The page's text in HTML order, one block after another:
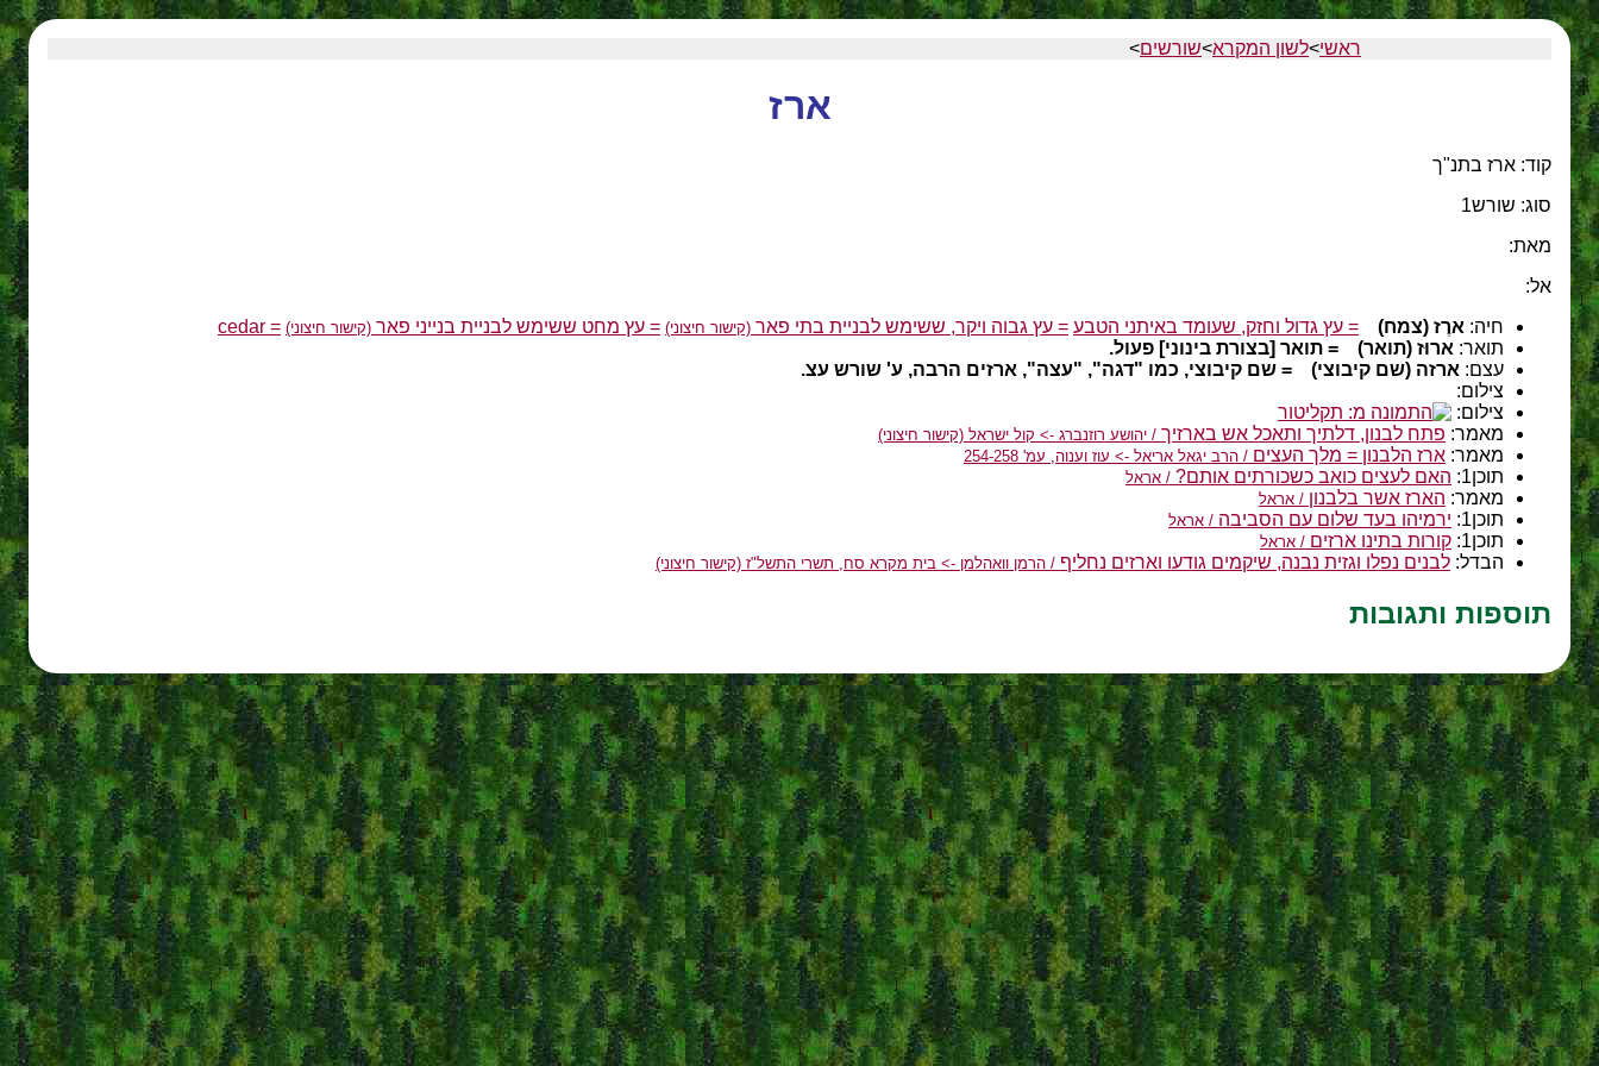
ראשי>לשון המקרא>שורשים>
ארז
קוד: ארז בתנ"ך
סוג: שורש1
מאת:
אל:
חיה: ארֶז (צמח) = עץ גדול וחזק, שעומד באיתני הטבע = עץ גבוה ויקר, ששימש לבניית בתי פאר (קישור חיצוני) = עץ מחט ששימש לבניית בנייני פאר (קישור חיצוני) = cedar
תואר: ארוּז (תואר)
= תואר [בצורת בינוני] פעול.
עצם: ארזה (שם קיבוצי)
= שם קיבוצי, כמו "דגה", "עצה", ארזים הרבה, ע' שורש עצ.
צילום:
צילום:
מאמר: פתח לבנון, דלתיך ותאכל אש בארזיך / יהושע רוזנברג -> קול ישראל (קישור חיצוני)
מאמר: ארז הלבנון = מלך העצים / הרב יגאל אריאל -> עוז וענוה, עמ' 254-258
תוכן1: האם לעצים כואב כשכורתים אותם? / אראל
מאמר: הארז אשר בלבנון / אראל
תוכן1: ירמיהו בעד שלום עם הסביבה / אראל
תוכן1: קורות בתינו ארזים / אראל
הבדל: לבנים נפלו וגזית נבנה, שיקמים גודעו וארזים נחליף / הרמן וואהלמן -> בית מקרא סח, תשרי התשל"ז (קישור חיצוני)
תוספות ותגובות